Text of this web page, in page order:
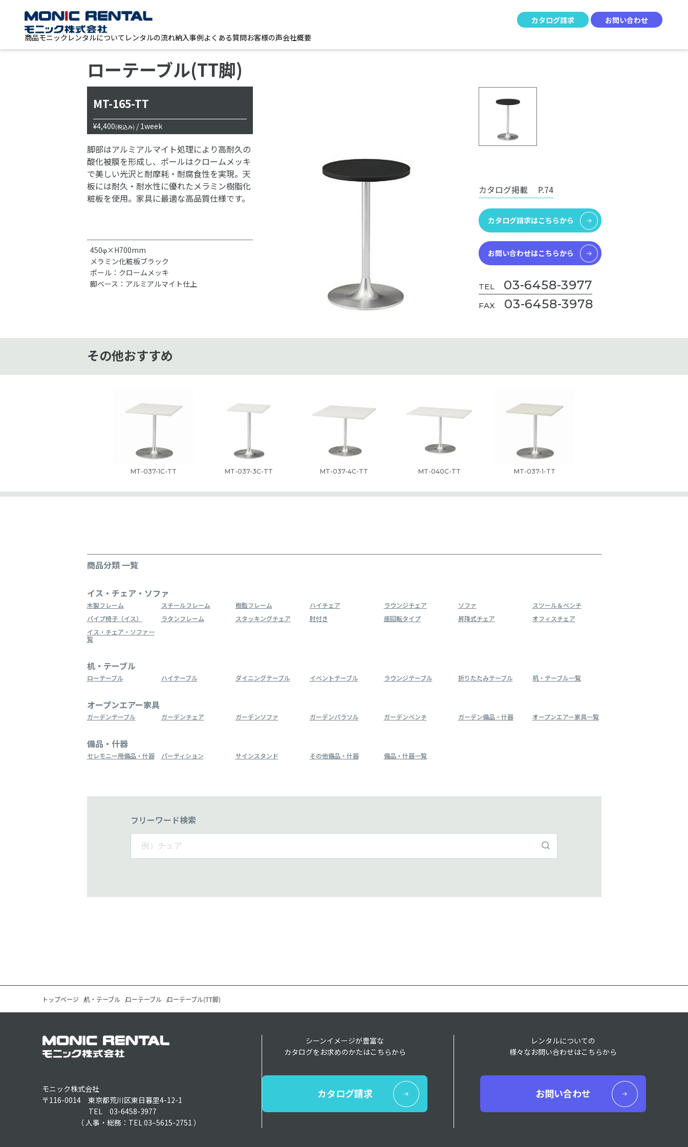
カタログ請求
お問い合わせ
商品モニックレンタルについて レンタルの流れ納入事例よくある質問お客様の声会社概要
ローテーブル(TT脚)
MT-165-TT
¥4,400(税込み) / 1week
脚部はアルミアルマイト処理により高耐久の
酸化被膜を形成し、ポールはクロームメッキ
で美しい光沢と耐摩耗・耐腐食性を実現。天
板には耐久・耐水性に優れたメラミン樹脂化
粧板を使用。家具に最適な高品質仕様です。
450φ×H700mm
メラミン化粧板ブラック
ポール：クロームメッキ
脚ベース：アルミアルマイト仕上
カタログ掲載 P.74
カタログ請求はこちらから
お問い合わせはこちらから
TEL 03-6458-3977
FAX 03-6458-3978
その他おすすめ
MT-037-1C-TT MT-037-3C-TT MT-037-4C-TT MT-040C-TT MT-037-1-TT
商品分類 一覧
イス・チェア・ソファ
木製フレーム スチールフレーム 樹脂フレーム ハイチェア ラウンジチェア ソファ
スツール＆ベンチ
パイプ椅子（イス）
ラタンフレーム スタッキングチェア 肘付き 座回転タイプ 昇降式チェア
オフィスチェア
イス・チェア・ソファ一
覧
机・テーブル
ローテーブル ハイテーブル ダイニングテーブル イベントテーブル ラウンジテーブル 折りたたみテーブル 机・テーブル一覧
オープンエアー家具
ガーデンテーブル ガーデンチェア ガーデンソファ ガーデンパラソル ガーデンベンチ ガーデン備品・什器 オープンエアー家具一覧
備品・什器
セレモニー用備品・什器 パーティション サインスタンド その他備品・什器 備品・什器一覧
フリーワード検索
トップページ 机・テーブル ローテーブル ローテーブル(TT脚)
モニック株式会社
〒116-0014 東京都荒川区東日暮里4-12-1
TEL 03-6458-3977
（ 人事・総務：TEL 03–5615-2751 ）
シーンイメージが豊富な
カタログをお求めのかたはこちらから
カタログ請求
レンタルについての
様々なお問い合わせはこちらから
お問い合わせ